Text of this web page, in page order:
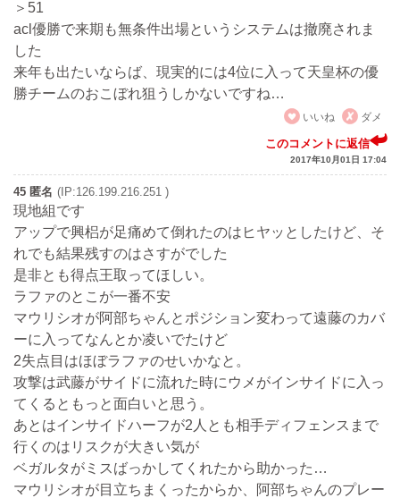
＞51
acl優勝で来期も無条件出場というシステムは撤廃されま
した
来年も出たいならば、現実的には4位に入って天皇杯の優
勝チームのおこぼれ狙うしかないですね…
いいね
ダメ
このコメントに返信
2017年10月01日 17:04
45 匿名 (IP:126.199.216.251 )
現地組です
アップで興梠が足痛めて倒れたのはヒヤッとしたけど、そ
れでも結果残すのはさすがでした
是非とも得点王取ってほしい。
ラファのとこが一番不安
マウリシオが阿部ちゃんとポジション変わって遠藤のカバ
ーに入ってなんとか凌いでたけど
2失点目はほぼラファのせいかなと。
攻撃は武藤がサイドに流れた時にウメがインサイドに入っ
てくるともっと面白いと思う。
あとはインサイドハーフが2人とも相手ディフェンスまで
行くのはリスクが大きい気が
ベガルタがミスばっかしてくれたから助かった…
マウリシオが目立ちまくったからか、阿部ちゃんのプレー